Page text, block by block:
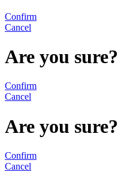
Confirm
Cancel
Are you sure?
Confirm
Cancel
Are you sure?
Confirm
Cancel